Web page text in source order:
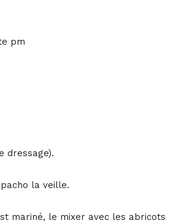
pm
dressage).
la veille.
mariné, le mixer avec les abricots